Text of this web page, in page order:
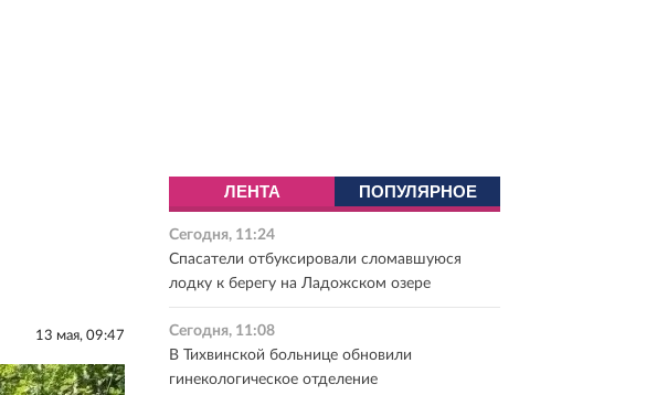
13 мая, 09:47
ЛЕНТА ПОПУЛЯРНОЕ
Сегодня, 11:24
Спасатели отбуксировали сломавшуюся
лодку к берегу на Ладожском озере
Сегодня, 11:08
В Тихвинской больнице обновили
гинекологическое отделение